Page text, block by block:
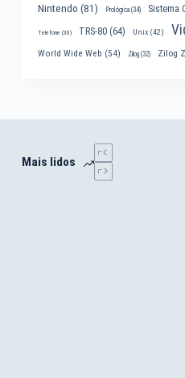
Nintendo (81) Prológica(34) Sistema
Telefone (30) TRS-80(64) Unix(42)
World Wide Web (54) Zilog(32) Zilog
Mais lidos